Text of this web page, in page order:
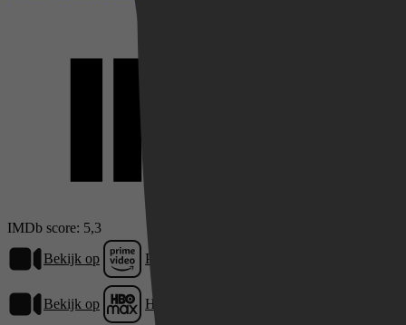
IMDb score: 5,3
Bekijk op
Prime Video
Bekijk op HBO Max